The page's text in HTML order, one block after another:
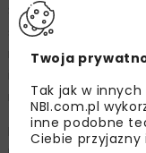
Ścieków Płaszów
się m.in. do
miejskich
modernizacji
Korzyści płynące
Twoja
Tak jak w
NBI.com.pl
inne podobne
Ciebie przyjazny